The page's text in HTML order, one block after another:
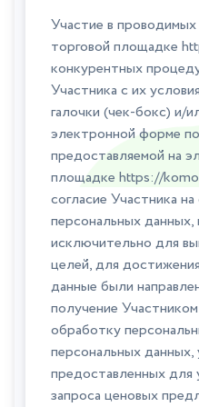
Участие в
торговой площадке
конкурентных
Участника с их
галочки (чек-бокс) и/
электронной форме
предоставляемой на
площадке https://
согласие Участника
персональных
исключительно для
целей, для
данные были
получение
обработку
персональных данных,
предоставленных для
запроса ценовых